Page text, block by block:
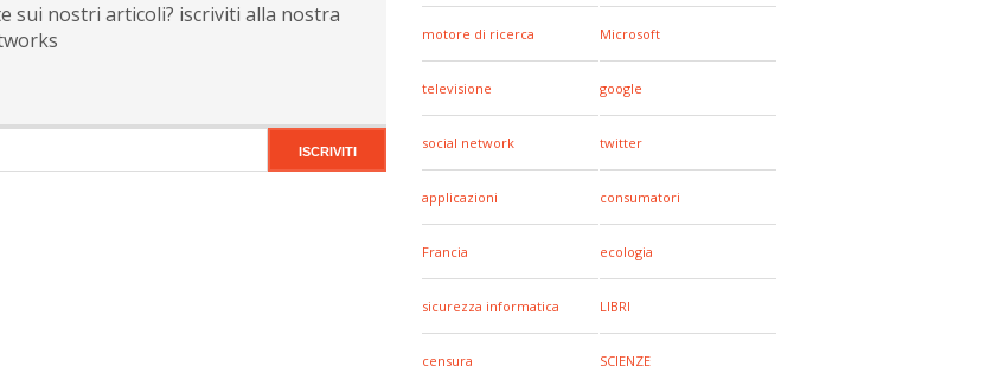
motore di ricerca Microsoft
televisione google
social network twitter
applicazioni consumatori
Francia ecologia
sicurezza informatica LIBRI
censura SCIENZE
sui nostri articoli? iscriviti alla nostra